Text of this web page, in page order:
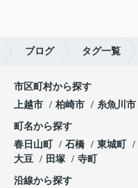
ブログ タグ一覧
市区町村から探す
上越市
柏崎市 糸魚川市
町名から探す
春日山町
石橋 東城町
大豆
田塚 寺町
沿線から探す